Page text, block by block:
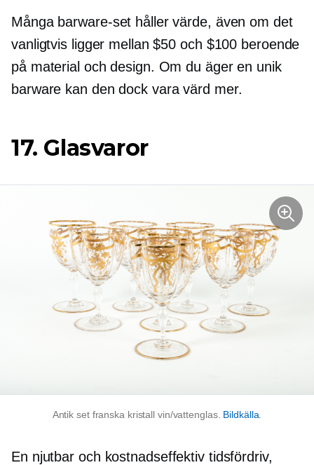
Många barware-set håller värde, även om det
vanligtvis ligger mellan $50 och $100 beroende
på material och design. Om du äger en unik
barware kan den dock vara värd mer.
17. Glasvaror
Antik set franska kristall vin/vattenglas. Bildkälla
En njutbar och kostnadseffektivtidsfördriv,